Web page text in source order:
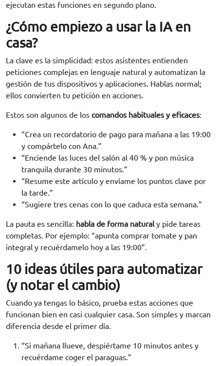
ejecutan estas funciones en segundo plano.
¿Cómo empiezo a usar la IA en
casa?
La clave es la simplicidad: estos asistentes entienden
peticiones complejas en lenguaje natural y automatizan la
gestión de tus dispositivos y aplicaciones. Hablas normal;
ellos convierten tu petición en acciones.
Estos son algunos de los comandos habituales y eficaces:
“Crea un recordatorio de pago para mañana a las 19:00
y compártelo con Ana.”
“Enciende las luces del salón al 40 % y pon música
tranquila durante 30 minutos.”
“Resume este artículo y envíame los puntos clave por
la tarde.”
“Sugiere tres cenas con lo que caduca esta semana.”
La pauta es sencilla: habla de forma naturaly pide tareas
completas. Por ejemplo: “apunta comprar tomate y pan
integral y recuérdamelo hoy a las 19:00”.
10 ideas útiles para automatizar
(y notar el cambio)
Cuando ya tengas lo básico, prueba estas acciones que
funcionan bien en casi cualquier casa. Son simples y marcan
diferencia desde el primer día.
“Si mañana llueve, despiértame 10 minutos antes y
recuérdame coger el paraguas.”